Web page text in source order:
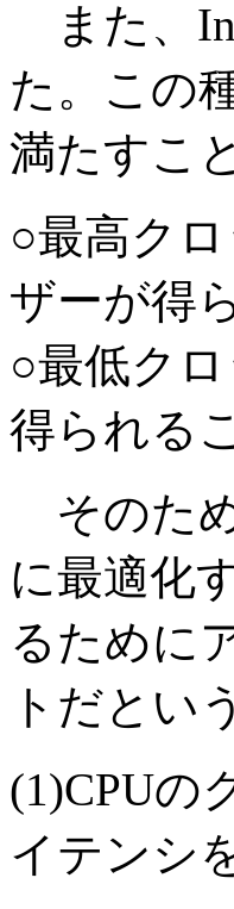
また、
た。この
満たすこ
○最高ク
ザーが得
○最低ク
得られる
そのた
に最適化
るために
トだとい
(1)CPUの
イテンシ